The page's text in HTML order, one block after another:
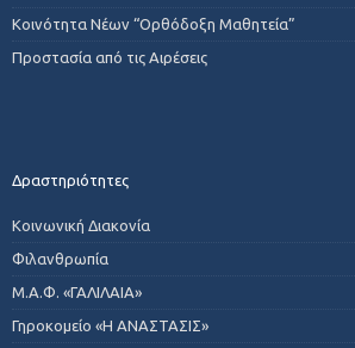
Κοινότητα Νέων “Ορθόδοξη Μαθητεία”
Προστασία από τις Αιρέσεις
Δραστηριότητες
Κοινωνική Διακονία
Φιλανθρωπία
Μ.Α.Φ. «ΓΑΛΙΛΑΙΑ»
Γηροκομείο «Η ΑΝΑΣΤΑΣΙΣ»